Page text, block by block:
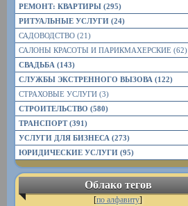
РЕМОНТ: КВАРТИРЫ (295)
РИТУАЛЬНЫЕ УСЛУГИ (24)
САДОВОДСТВО (21)
САЛОНЫ КРАСОТЫ И ПАРИКМАХЕРСКИЕ (62)
СВАДЬБА (143)
СЛУЖБЫ ЭКСТРЕННОГО ВЫЗОВА (122)
СТРАХОВЫЕ УСЛУГИ (3)
СТРОИТЕЛЬСТВО (580)
ТРАНСПОРТ (391)
УСЛУГИ ДЛЯ БИЗНЕСА (273)
ЮРИДИЧЕСКИЕ УСЛУГИ (95)
Облако тегов
[по алфавиту]